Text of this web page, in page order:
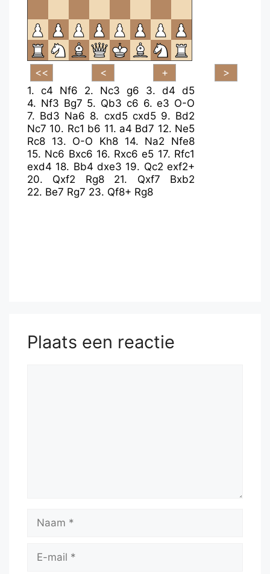
1. c4 Nf6 2. Nc3 g6 3. d4 d5
4. Nf3 Bg7 5. Qb3 c6 6.e3 O-O
7. Bd3 Na6 8. cxd5 cxd5 9. Bd2
Nc7 10. Rc1 b6 11. a4 Bd7 12. Ne5
Rc8 13. O-O Kh8 14. Na2
Nfe8
15. Nc6 Bxc6 16. Rxc6 e5 17. Rfc1
exd4 18. Bb4 dxe3 19. Qc2 exf2+
20. Qxf2 Rg8 21. Qxf7
Bxb2
22. Be7 Rg7 23. Qf8+ Rg8
Plaats een reactie
Naam